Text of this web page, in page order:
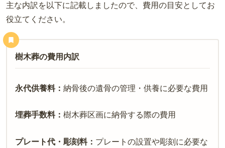
主な内訳を以下に記載しましたので、費用の目安としてお
役立てください。
樹木葬の費用内訳
永代供養料： 納骨後の遺骨の管理・供養に必要な費用
埋葬手数料： 樹木葬区画に納骨する際の費用
プレート代・彫刻料： プレートの設置や彫刻に必要な